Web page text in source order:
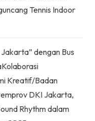
Tennis Indoor
dengan Bus
Kreatif/Badan
DKI Jakarta,
Rhythm dalam